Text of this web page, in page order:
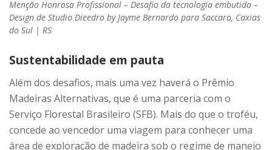
Menção Honrosa Profissional – Desafio da tecnologia embutida –
Design de Studio Dieedro by Jayme Bernardo para Saccaro, Caxias
do Sul | RS
Sustentabilidade em pauta
Além dos desafios, mais uma vez haverá o Prêmio
Madeiras Alternativas, que é uma parceria com o
Serviço Florestal Brasileiro (SFB). Mais do que o troféu,
concede ao vencedor uma viagem para conhecer uma
área de exploração de madeira sob o regime de manejo